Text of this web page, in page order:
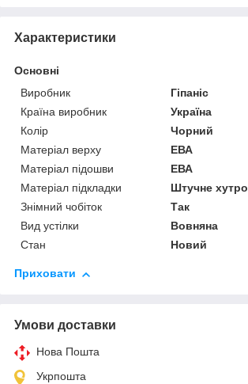
Характеристики
Основні
Виробник
Гіпаніс
Країна виробник
Україна
Колір
Чорний
Матеріал верху
ЕВА
Матеріал підошви
ЕВА
Матеріал підкладки
Штучне хутро
Знімний чобіток
Так
Вид устілки
Вовняна
Стан
Новий
Приховати
Умови доставки
Нова Пошта
Укрпошта